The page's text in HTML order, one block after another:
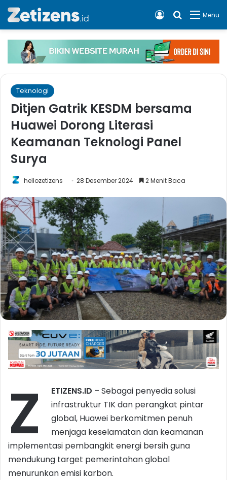
Menu
Cari apa,
Log In
Teknologi
Ditjen Gatrik KESDM bersama
Huawei Dorong Literasi
Keamanan Teknologi Panel
Surya
hellozetizens 28 Desember 2024 2 Menit Baca
Z ETIZENS.ID – Sebagai penyedia solusi
infrastruktur TIK dan perangkat pintar
global, Huawei berkomitmen penuh
menjaga keselamatan dan keamanan
implementasi pembangkit energi bersih guna
mendukung target pemerintahan global
menurunkan emisi karbon.